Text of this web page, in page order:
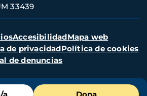
33439
AccesibilidadMapa web
de privacidadPolítica de cookies
de denuncias